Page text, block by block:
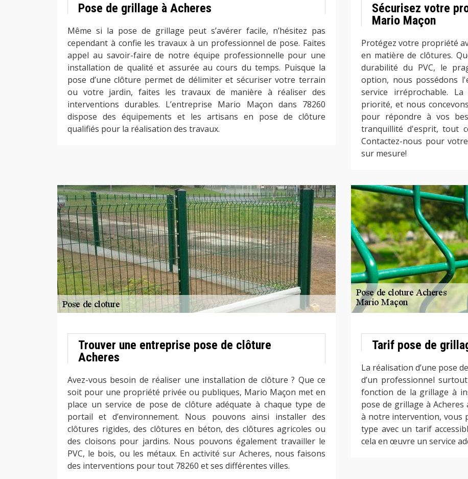
Pose de grillage à Acheres
Même si la pose de grillage peut s’avérer facile, n’hésitez pas
cependant à confie les travaux à un professionnel de pose. Faites
appel au savoir-faire de notre équipe professionnelle pour une
installation de qualité et assurée au cours du temps. Puisque la
pose d’une clôture permet de délimiter et sécuriser votre terrain
ou votre jardin, faites les travaux de manière à réaliser des
interventions durables. L’entreprise Mario Maçon dans 78260
dispose des équipements et les artisans en pose de clôture
qualifiés pour la réalisation des travaux.
Sécurisez votre
Mario Maçon
Protégez votre propriété
en matière de clôtures.
durabilité du PVC, le
option, nous possédons
service irréprochable.
priorité, et nous
pour répondre à vos
tranquillité d'esprit, tout
Contactez-nous pour
sur mesure!
Trouver une entreprise pose de clôture
Acheres
Avez-vous besoin de réaliser une installation de clôture ? Que ce
soit pour une propriété privée ou publiques, Mario Maçon met en
place un service de pose de clôture adéquate à chaque type de
portail et d’environnement. Nous pouvons ainsi installer des
clôtures rigides, des clôtures en béton, des clôtures agricoles ou
des cloisons pour jardins. Nous pouvons également travailler le
PVC, le bois, ou les métaux. En activité sur Acheres, nous faisons
des interventions pour tout 78260 et ses différentes villes.
Tarif pose de
La réalisation d’une pose
d’un professionnel
fonction de la grillage à
pose de grillage à
à notre intervention, vous
type avec un tarif
cela en œuvre un service